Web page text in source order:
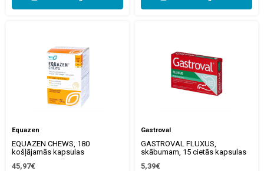
Equazen
EQUAZEN CHEWS, 180
košļājamās kapsulas
45,97€
Gastroval
GASTROVAL FLUXUS,
skābumam, 15 cietās kapsulas
5,39€